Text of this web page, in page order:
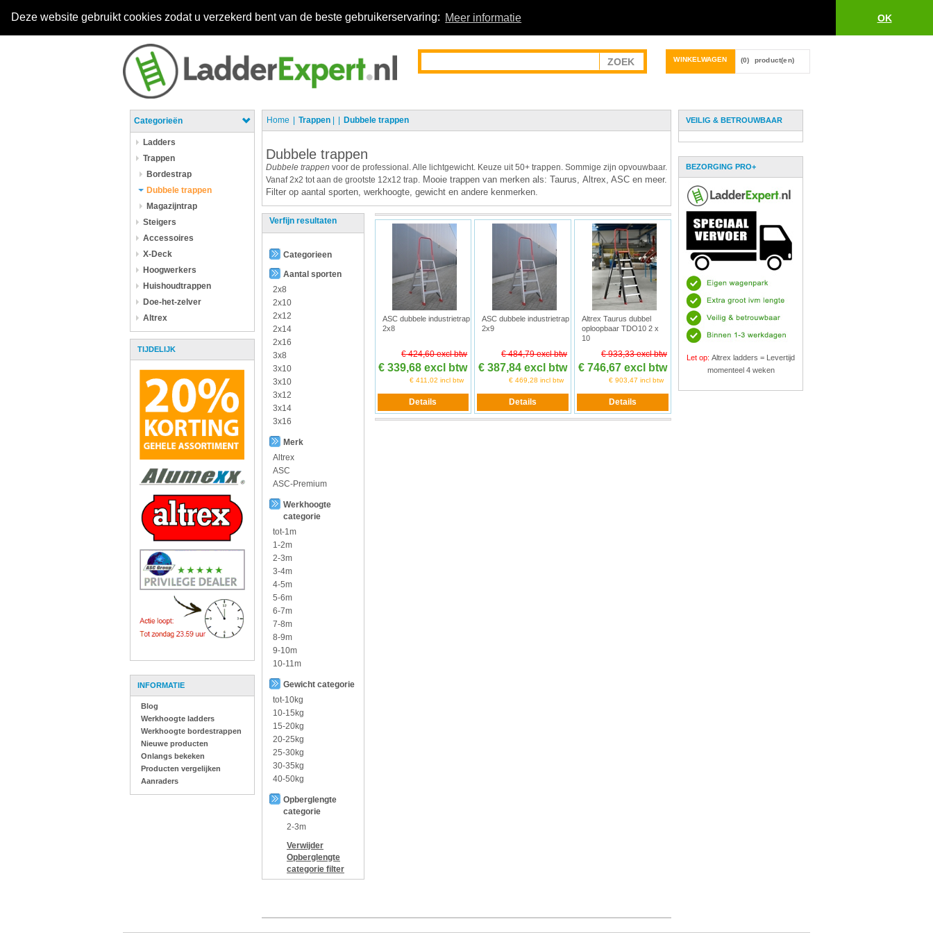
Deze website gebruikt cookies zodat u verzekerd bent van de beste gebruikerservaring: Meer informatie OK
WINKELWAGEN (0) product(en)
Categorieën
Ladders
Trappen
Bordestrap
Dubbele trappen
Magazijntrap
Steigers
Accessoires
X-Deck
Hoogwerkers
Huishoudtrappen
Doe-het-zelver
Altrex
TIJDELIJK
INFORMATIE
Blog
Werkhoogte ladders
Werkhoogte bordestrappen
Nieuwe producten
Onlangs bekeken
Producten vergelijken
Aanraders
Home Trappen Dubbele trappen
Dubbele trappen
Dubbele trappen voor de professional. Alle lichtgewicht. Keuze uit 50+ trappen. Sommige zijn opvouwbaar.
Vanaf 2x2 tot aan de grootste 12x12 trap. Mooie trappen van merken als: Taurus, Altrex, ASC en meer.
Filter op aantal sporten, werkhoogte, gewicht en andere kenmerken.
Verfijn resultaten
Categorieen
Aantal sporten
2x8
2x10
2x12
2x14
2x16
3x8
3x10
3x10
3x12
3x14
3x16
Merk
Altrex
ASC
ASC-Premium
Werkhoogte
categorie
tot-1m
1-2m
2-3m
3-4m
4-5m
5-6m
6-7m
7-8m
8-9m
9-10m
10-11m
Gewicht categorie
tot-10kg
10-15kg
15-20kg
20-25kg
25-30kg
30-35kg
40-50kg
Opberglengte
categorie
2-3m
Verwijder
Opberglengte
categorie filter
ASC dubbele industrietrap
2x8
€ 424,60 excl btw
€ 339,68 excl btw
€ 411,02 incl btw
ASC dubbele industrietrap
2x9
€ 484,79 excl btw
€ 387,84 excl btw
€ 469,28 incl btw
Altrex Taurus dubbel
oploopbaar TDO10 2 x
10
€ 933,33 excl btw
€ 746,67 excl btw
€ 903,47 incl btw
VEILIG & BETROUWBAAR
BEZORGING PRO+
Let op: Altrex ladders = Levertijd
momenteel 4 weken